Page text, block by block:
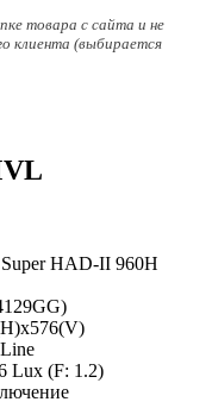
товара с сайта и не
клиента (выбирается
HAD-II 960H
Lux (F: 1.2)